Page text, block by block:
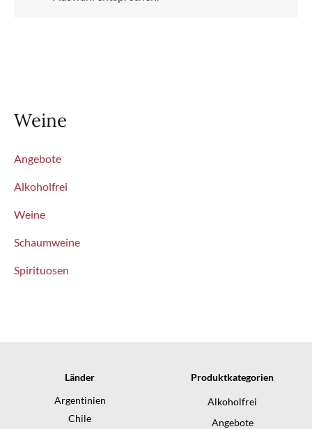
Weine
Angebote
Alkoholfrei
Weine
Schaumweine
Spirituosen
Länder
Argentinien
Chile
Produktkategorien
Alkoholfrei
Angebote